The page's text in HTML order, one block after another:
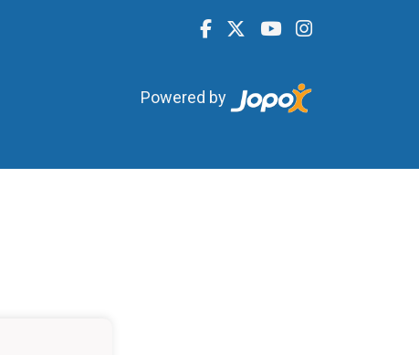
Powered by